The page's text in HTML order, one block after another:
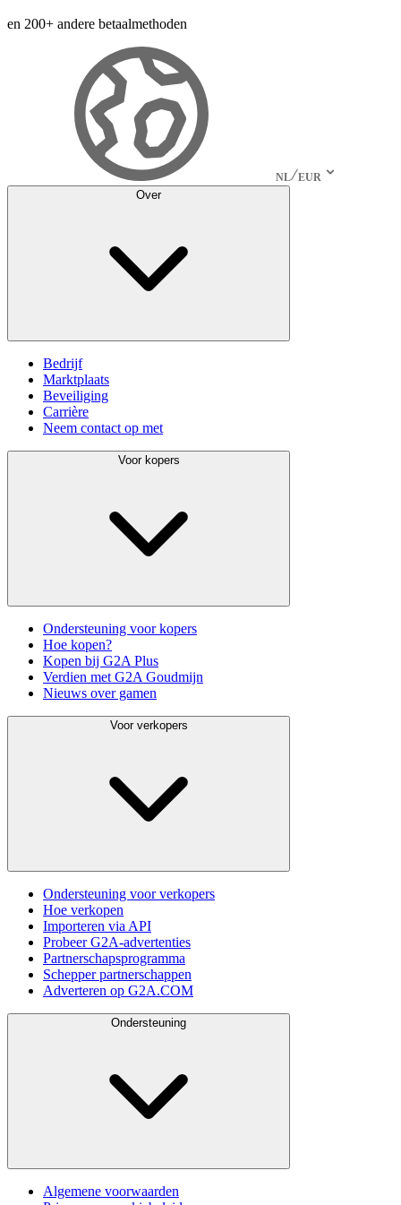
en 200+ andere betaalmethoden
NL EUR
Over
Bedrijf
Marktplaats
Beveiliging
Carrière
Neem contact op met
Voor kopers
Ondersteuning voor kopers
Hoe kopen?
Kopen bij G2A Plus
Verdien met G2A Goudmijn
Nieuws over gamen
Voor verkopers
Ondersteuning voor verkopers
Hoe verkopen
Importeren via API
Probeer G2A-advertenties
Partnerschapsprogramma
Schepper partnerschappen
Adverteren op G2A.COM
Ondersteuning
Algemene voorwaarden